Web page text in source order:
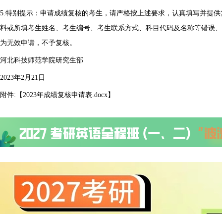
5.特别提示：申请成绩复核的考生，请严格按上述要求，认真填写并提
料或所填考生姓名、考生编号、考生联系方式、科目代码及名称等错误
为无效申请，不予复核。
河北科技师范学院研究生部
2023年2月21日
附件:【2023年成绩复核申请表.docx】